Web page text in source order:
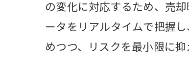
の変化に対応するため、売
ータをリアルタイムで把握
めつつ、リスクを最小限に抑